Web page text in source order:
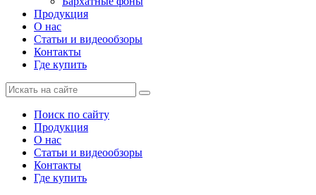
Продукция
О нас
Статьи и видеообзоры
Контакты
Где купить
Поиск по сайту
Продукция
О нас
Статьи и видеообзоры
Контакты
Где купить